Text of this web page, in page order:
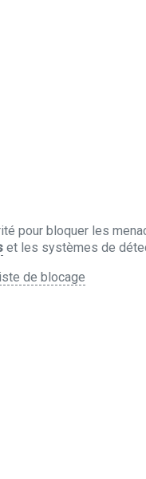
pour bloquer les
et les systèmes de
de blocage